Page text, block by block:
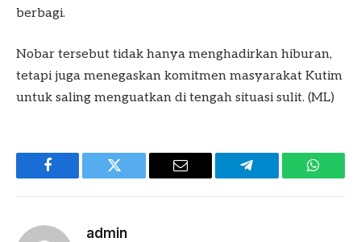
berbagi.
Nobar tersebut tidak hanya menghadirkan hiburan,
tetapi juga menegaskan komitmen masyarakat Kutim
untuk saling menguatkan di tengah situasi sulit. (ML)
Facebook Twitter Email Telegram
admin